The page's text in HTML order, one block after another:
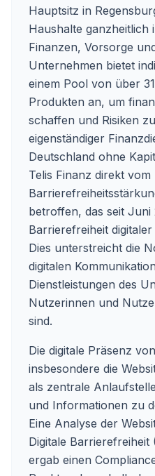
Hauptsitz in
Haushalte ganzheitlich
Finanzen, Vorsorge
Unternehmen bietet
einem Pool von über
Produkten an, um
schaffen und Risiken
eigenständiger
Deutschland ohne
Telis Finanz direkt vom
betroffen, das seit Juni
Barrierefreiheit
Dies unterstreicht die
digitalen
Dienstleistungen des
Nutzerinnen und
sind.
Die digitale Präsenz
insbesondere die
als zentrale
und Informationen zu
Eine Analyse der
Digitale
ergab einen